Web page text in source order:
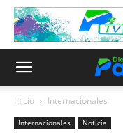
Inicio Internacionales
Internacionales Noticia